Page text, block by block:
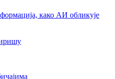
како АИ обликује